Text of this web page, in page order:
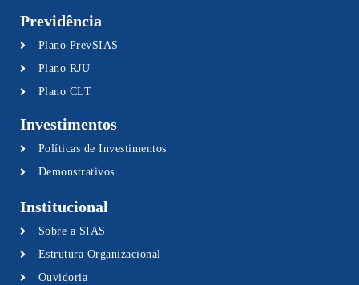
Previdência
Plano PrevSIAS
Plano RJU
Plano CLT
Investimentos
Políticas de Investimentos
Demonstrativos
Institucional
Sobre a SIAS
Estrutura Organizacional
Ouvidoria